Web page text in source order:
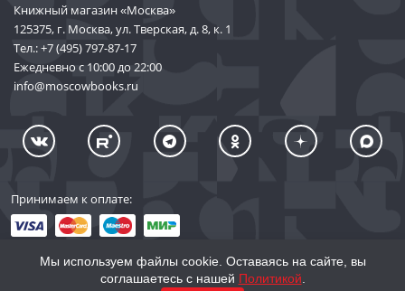
Книжный магазин «Москва»
125375, г. Москва, ул. Тверская, д. 8, к. 1
Тел.:+7 (495) 797-87-17
Ежедневно с 10:00 до 22:00
info@moscowbooks.ru
Принимаем к оплате:
Мы используем файлы cookie. Оставаясь на сайте, вы
соглашаетесь с нашей Политикой